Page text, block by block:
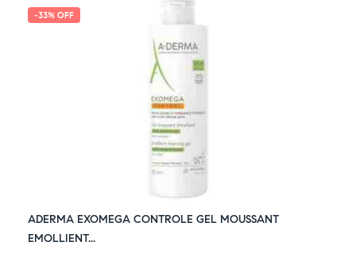
-33% OFF
ADERMA EXOMEGA CONTROLE GEL MOUSSANT
EMOLLIENT...